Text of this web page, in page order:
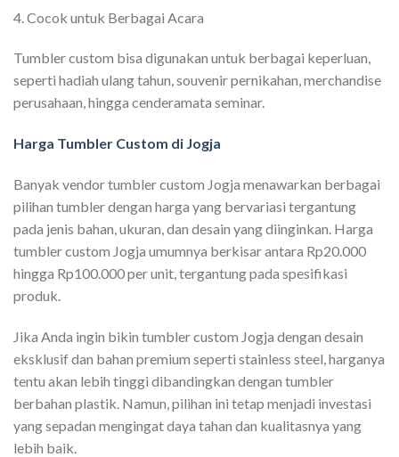
4. Cocok untuk Berbagai Acara
Tumbler custom bisa digunakan untuk berbagai keperluan,
seperti hadiah ulang tahun, souvenir pernikahan, merchandise
perusahaan, hingga cenderamata seminar.
Harga Tumbler Custom di Jogja
Banyak vendor tumbler custom Jogja menawarkan berbagai
pilihan tumbler dengan harga yang bervariasi tergantung
pada jenis bahan, ukuran, dan desain yang diinginkan. Harga
tumbler custom Jogja umumnya berkisar antara Rp20.000
hingga Rp100.000 per unit, tergantung pada spesifikasi
produk.
Jika Anda ingin bikin tumbler custom Jogja dengan desain
eksklusif dan bahan premium seperti stainless steel, harganya
tentu akan lebih tinggi dibandingkan dengan tumbler
berbahan plastik. Namun, pilihan ini tetap menjadi investasi
yang sepadan mengingat daya tahan dan kualitasnya yang
lebih baik.